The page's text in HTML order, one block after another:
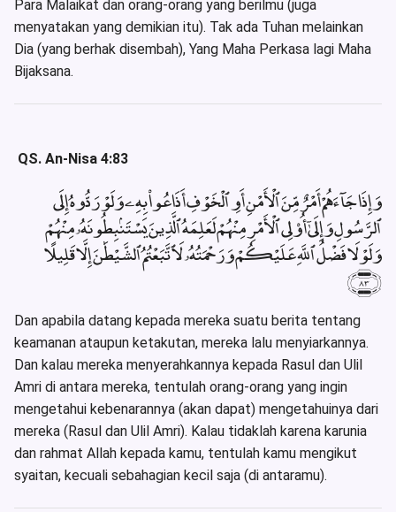
Para Malaikat dan orang-orang yang berilmu (juga
menyatakan yang demikian itu). Tak ada Tuhan melainkan
Dia (yang berhak disembah), Yang Maha Perkasa lagi Maha
Bijaksana.
QS. An-Nisa 4:83
وَإِذَا جَآءَهُمْ أَمْرٌ مِّنَ ٱلْأَمْنِ أَوِ ٱلْخَوْفِ أَذَاعُوا۟ بِهِۦ وَلَوْ رَدُّوهُ إِلَى
ٱلرَّسُولِ وَإِلَىٰٓ أُو۟لِى ٱلْأَمْرِ مِنْهُمْ لَعَلِمَهُ ٱلَّذِينَ يَسْتَنۢبِطُونَهُۥ مِنْهُمْ
وَلَوْلَا فَضْلُ ٱللَّهِ عَلَيْكُمْ وَرَحْمَتُهُۥ لَٱتَّبَعْتُمُ ٱلشَّيْطَٰنَ إِلَّا قَلِيلًا
﴿٨٣﴾
Dan apabila datang kepada mereka suatu berita tentang
keamanan ataupun ketakutan, mereka lalu menyiarkannya.
Dan kalau mereka menyerahkannya kepada Rasul dan Ulil
Amri di antara mereka, tentulah orang-orang yang ingin
mengetahui kebenarannya (akan dapat) mengetahuinya dari
mereka (Rasul dan Ulil Amri). Kalau tidaklah karena karunia
dan rahmat Allah kepada kamu, tentulah kamu mengikut
syaitan, kecuali sebahagian kecil saja (di antaramu).